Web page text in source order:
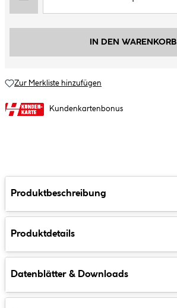
IN DEN WARENKORB
Zur Merkliste hinzufügen
Kundenkartenbonus
Produktbeschreibung
Produktdetails
Datenblätter & Downloads